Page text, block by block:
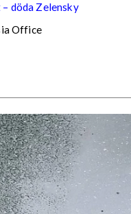
döda Zelensky
Office